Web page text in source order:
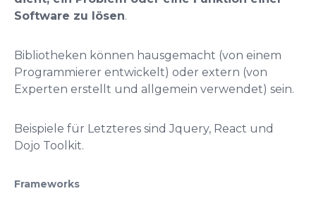
Software zu lösen.
Bibliotheken können hausgemacht (von einem
Programmierer entwickelt) oder extern (von
Experten erstellt und allgemein verwendet) sein.
Beispiele für Letzteres sind Jquery, React und
Dojo Toolkit.
Frameworks